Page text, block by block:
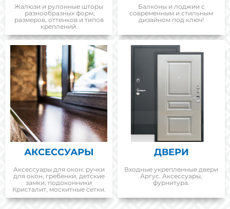
Жалюзи и рулонные шторы
разнообразных форм,
размеров, оттенков и типов
креплений.
Балконы и лоджии с
современным и стильным
дизайном под ключ!
АКСЕССУАРЫ
Аксессуары для окон: ручки
для окон, гребенки, детские
замки, подоконники
Кристалит, москитные сетки.
ДВЕРИ
Входные укрепленные двери
Аргус. Аксессуары,
фурнитура.